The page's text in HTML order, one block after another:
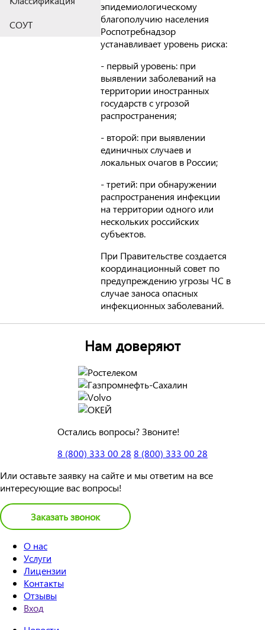
СОУТ
эпидемиологическому
благополучию населения
Роспотребнадзор
устанавливает уровень риска:
- первый уровень: при
выявлении заболеваний на
территории иностранных
государств с угрозой
распространения;
- второй: при выявлении
единичных случаев и
локальных очагов в России;
- третий: при обнаружении
распространения инфекции
на территории одного или
нескольких российских
субъектов.
При Правительстве создается
координационный совет по
предупреждению угрозы ЧС в
случае заноса опасных
инфекционных заболеваний.
Нам доверяют
Остались вопросы? Звоните!
8 (800) 333 00 28 8 (800) 333 00 28
Или оставьте заявку на сайте и мы ответим на все
интересующие вас вопросы!
Заказать звонок
О нас
Услуги
Лицензии
Контакты
Отзывы
Вход